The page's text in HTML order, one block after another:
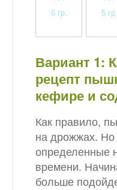
6 гр.
5 гр.
Вариант 1:
рецепт
кефире и
Как правило,
на дрожжах. Но
определенные
времени.
больше